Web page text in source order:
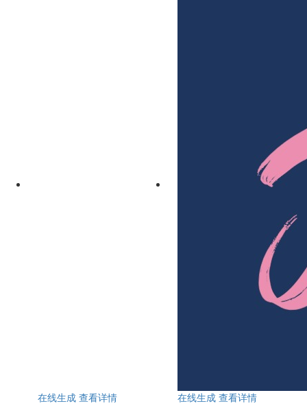
在线生成 查看详情
在线生成 查看详情